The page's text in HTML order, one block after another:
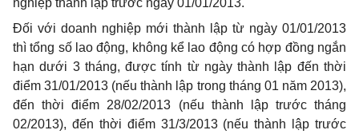
nghiệp thành lập trước ngày 01/01/2013.
Đối với doanh nghiệp mới thành lập từ ngày 01/01/2013
thì tổng số lao động, không kể lao động có hợp đồng ngắn
hạn dưới 3 tháng, được tính từ ngày thành lập đến thời
điểm 31/01/2013 (nếu thành lập trong tháng 01 năm 2013),
đến thời điểm 28/02/2013 (nếu thành lập trước tháng
02/2013), đến thời điểm 31/3/2013 (nếu thành lập trước